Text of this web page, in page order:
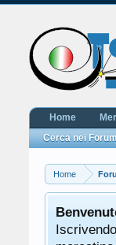
Home
Home
Cerca nei